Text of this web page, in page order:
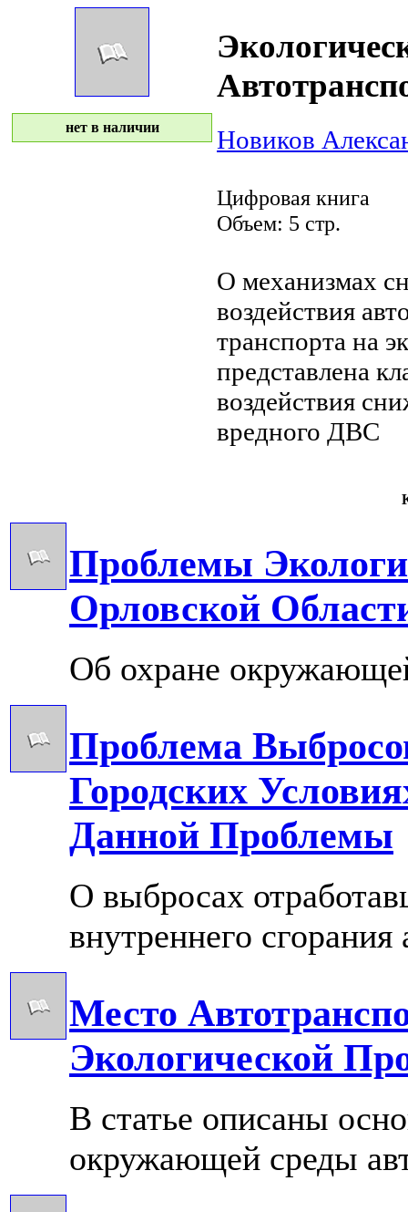
нет в наличии Новиков
Цифровая книга
Объем: 5 стр.
О механизмах
воздействия
транспорта на
представлена
воздействия
вредного ДВС
Проблемы
Орловской
Об охране
Проблема
Городских
Данной Проблемы
О выбросах
внутреннего
Место
Экологической
В статье описаны
окружающей среды